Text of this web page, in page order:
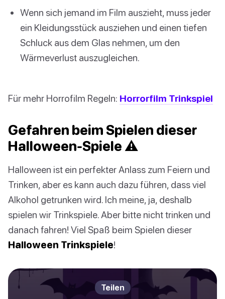
Wenn sich jemand im Film auszieht, muss jeder
ein Kleidungsstück ausziehen und einen tiefen
Schluck aus dem Glas nehmen, um den
Wärmeverlust auszugleichen.
Für mehr Horrofilm Regeln: Horrorfilm Trinkspiel
Gefahren beim Spielen dieser
Halloween-Spiele ⚠️
Halloween ist ein perfekter Anlass zum Feiern und
Trinken, aber es kann auch dazu führen, dass viel
Alkohol getrunken wird. Ich meine, ja, deshalb
spielen wir Trinkspiele. Aber bitte nicht trinken und
danach fahren! Viel Spaß beim Spielen dieser
Halloween Trinkspiele!
Teilen